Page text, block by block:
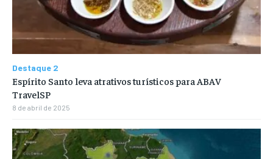
Destaque 2
Espírito Santo leva atrativos turísticos para ABAV
TravelSP
8 de abril de 2025